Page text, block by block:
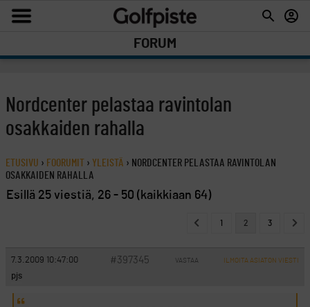
FORUM
Nordcenter pelastaa ravintolan
osakkaiden rahalla
ETUSIVU › FOORUMIT › YLEISTÄ › NORDCENTER PELASTAA RAVINTOLAN
OSAKKAIDEN RAHALLA
Esillä 25 viestiä, 26 - 50 (kaikkiaan 64)
1 2 3
7.3.2009 10:47:00 #397345 VASTAA ILMOITA ASIATON VIESTI
pjs